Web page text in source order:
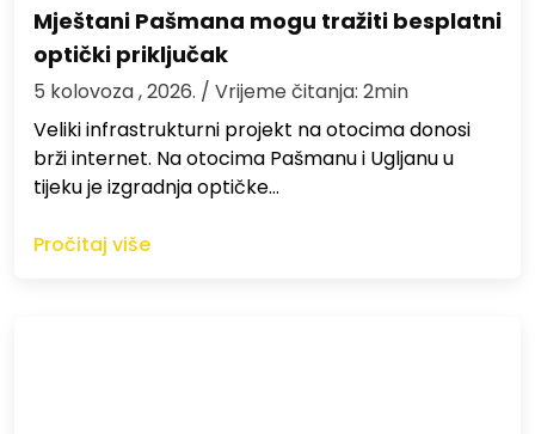
Mještani Pašmana mogu tražiti besplatni
optički priključak
5 kolovoza , 2026. / Vrijeme čitanja: 2min
Veliki infrastrukturni projekt na otocima donosi
brži internet. Na otocima Pašmanu i Ugljanu u
tijeku je izgradnja optičke…
Pročitaj više